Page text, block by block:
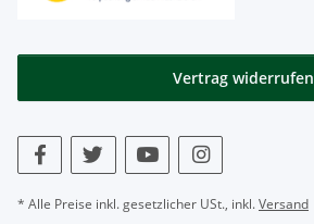
Vertrag widerrufen
* Alle Preise inkl. gesetzlicher USt., inkl.Versand